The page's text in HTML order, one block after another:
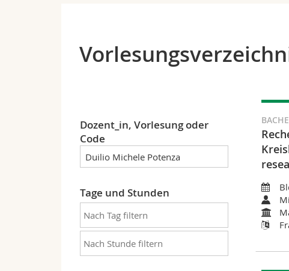
Dozent_in, Vorlesung oder
Code
Tage und Stunden